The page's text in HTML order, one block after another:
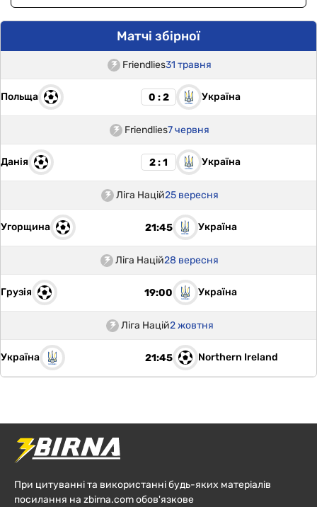
Матчі збірної
Friendlies31 травня
Польща 0 : 2 Україна
Friendlies7 червня
Данія 2 : 1 Україна
Ліга Націй25 вересня
Угорщина 21:45 Україна
Ліга Націй28 вересня
Грузія 19:00 Україна
Ліга Націй2 жовтня
Україна 21:45 Northern Ireland
При цитуванні та використанні будь-яких матеріалів
посилання на zbirna.com обов'язкове